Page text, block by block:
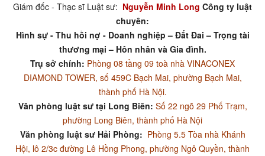
Giám đốc - Thạc sĩ Luật sư: Nguyễn Minh Long Công ty luật
chuyên:
Hình sự - Thu hồi nợ - Doanh nghiệp – Đất Đai – Trọng tài
thương mại – Hôn nhân và Gia đình.
Trụ sở chính: Phòng 08 tầng 09 toà nhà VINACONEX
DIAMOND TOWER, số 459C Bạch Mai, phường Bạch Mai,
thành phố Hà Nội.
Văn phòng luật sư tại Long Biên: Số 22 ngõ 29 Phố Trạm,
phường Long Biên, thành phố Hà Nội
Văn phòng luật sư Hải Phòng: Phòng 5.5 Tòa nhà Khánh
Hội, lô 2/3c đường Lê Hồng Phong, phường Ngô Quyền, thành